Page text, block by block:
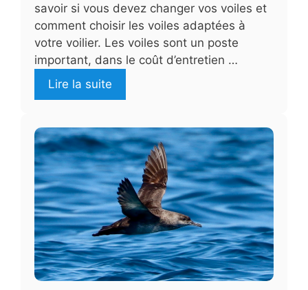
savoir si vous devez changer vos voiles et
comment choisir les voiles adaptées à
votre voilier. Les voiles sont un poste
important, dans le coût d’entretien …
Lire la suite